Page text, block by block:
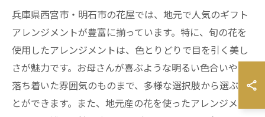
兵庫県西宮市・明石市の花屋では、地元で人気のギフト
アレンジメントが豊富に揃っています。特に、旬の花を
使用したアレンジメントは、色とりどりで目を引く美し
さが魅力です。お母さんが喜ぶような明るい色合いや、
落ち着いた雰囲気のものまで、多様な選択肢から選ぶこ
とができます。また、地元産の花を使ったアレンジメン